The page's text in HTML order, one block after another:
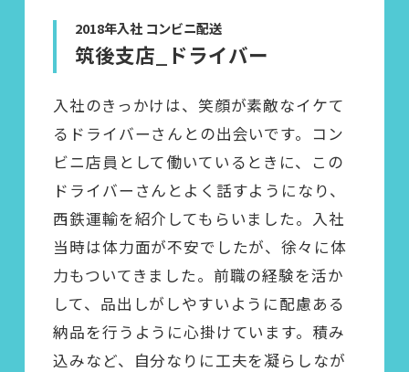
2018年入社 コンビニ配送
筑後支店_ドライバー
入社のきっかけは、笑顔が素敵なイケて
るドライバーさんとの出会いです。コン
ビニ店員として働いているときに、この
ドライバーさんとよく話すようになり、
西鉄運輸を紹介してもらいました。入社
当時は体力面が不安でしたが、徐々に体
力もついてきました。前職の経験を活か
して、品出しがしやすいように配慮ある
納品を行うように心掛けています。積み
込みなど、自分なりに工夫を凝らしなが